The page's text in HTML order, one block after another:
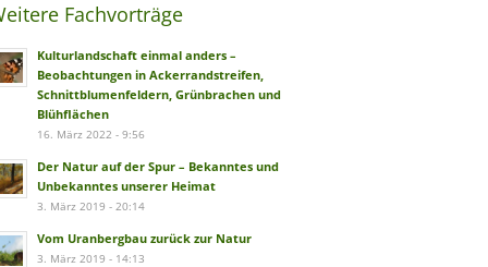
Fachvorträge
Kulturlandschaft einmal anders –
Beobachtungen in Ackerrandstreifen,
Schnittblumenfeldern, Grünbrachen und
Blühflächen
16. März 2022 - 9:56
Der Natur auf der Spur – Bekanntes und
Unbekanntes unserer Heimat
3. März 2019 - 20:14
Vom Uranbergbau zurück zur Natur
3. März 2019 - 14:13